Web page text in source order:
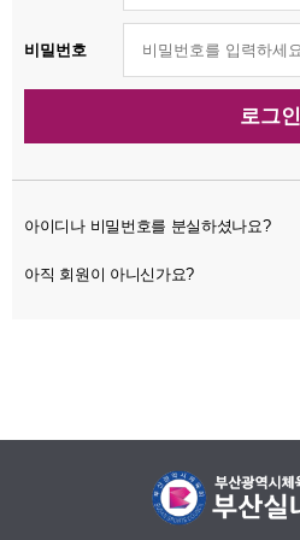
비밀번호
로그인
아이디나 비밀번호를 분실하셨나요?
아직 회원이 아니신가요?